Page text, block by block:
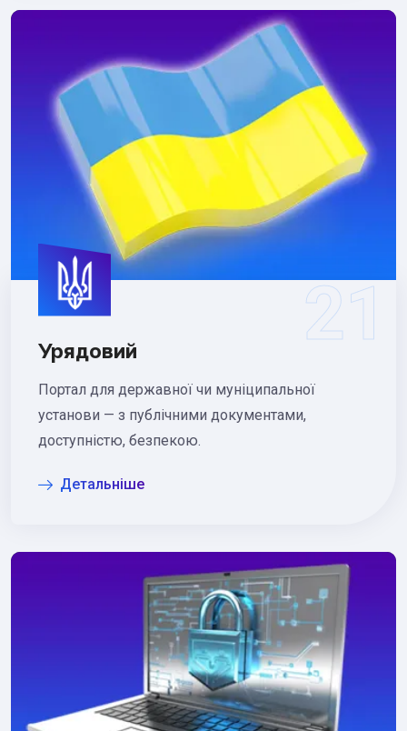
Урядовий
Портал для державної чи муніципальної
установи — з публічними документами,
доступністю, безпекою.
Детальніше